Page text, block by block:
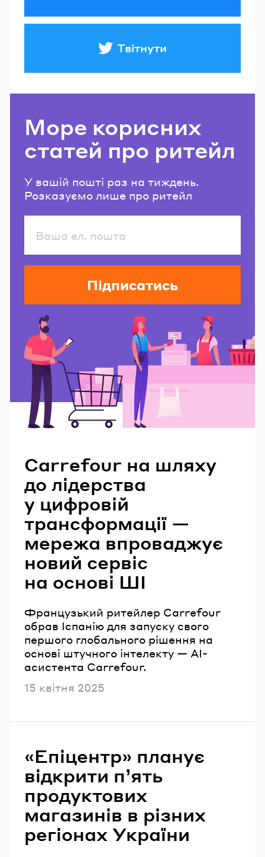
Твітнути
Море корисних
статей про ритейл
У вашій пошті раз на тиждень.
Розказуємо лише про ритейл
Підписатись
Carrefour на шляху
до лідерства
у цифровій
трансформації —
мережа впроваджує
новий сервіс
на основі ШІ
Французький ритейлер Carrefour
обрав Іспанію для запуску свого
першого глобального рішення на
основі штучного інтелекту — AI-
асистента Carrefour.
Опубліковано
15 квітня 2025
«Епіцентр» планує
відкрити п’ять
продуктових
магазинів в різних
регіонах України